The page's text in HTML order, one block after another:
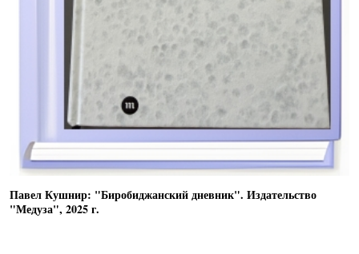
Павел Кушнир: "Биробиджанский дневник". Издательство
"Медуза", 2025 г.